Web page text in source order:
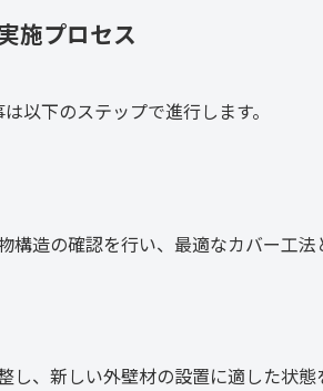
施プロセス
以下のステップで進行します。
構造の確認を行い、最適なカバー工法
し、新しい外壁材の設置に適した状態